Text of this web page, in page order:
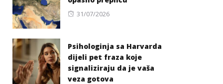
Posted
31/07/2026
Psihologinja sa Harvarda
dijeli pet fraza koje
signaliziraju da je vaša
veza gotova